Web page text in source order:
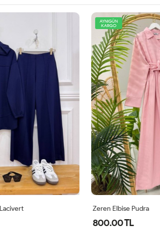
Zeren Elbise Pudra
800.00 TL